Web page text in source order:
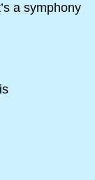
a symphony